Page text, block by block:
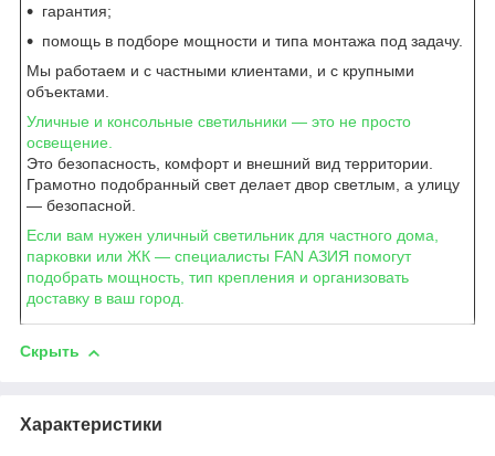
гарантия;
помощь в подборе мощности и типа монтажа под задачу.
Мы работаем и с частными клиентами, и с крупными
объектами.
Уличные и консольные светильники — это не просто
освещение.
Это безопасность, комфорт и внешний вид территории.
Грамотно подобранный свет делает двор светлым, а улицу
— безопасной.
Если вам нужен уличный светильник для частного дома,
парковки или ЖК — специалисты FAN АЗИЯ помогут
подобрать мощность, тип крепления и организовать
доставку в ваш город.
Скрыть
Характеристики